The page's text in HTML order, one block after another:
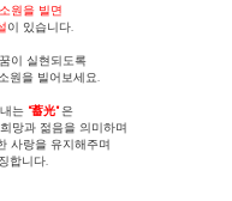
원을 빌면
이 있습니다.
이 실현되도록
원을 빌어보세요.
는 "蓄光" 은
망과 젊음을 의미하며
사랑을 유지해주며
합니다.